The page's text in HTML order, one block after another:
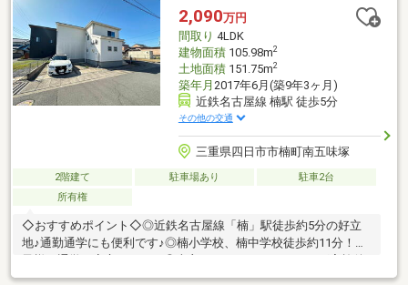
売却」は 地域密着型不動産 ハウスドゥ 稲沢におまかせ下さ
い！☆住宅ローン無料相談会開催中☆
2,090万円
間取り 4LDK
建物面積105.98m2
土地面積151.75m2
築年月 2017年6月(築9年3ヶ月)
近鉄名古屋線 楠駅 徒歩5分
その他の交通
三重県四日市市楠町南五味塚
2階建て 駐車場あり
駐車2台
所有権
◇おすすめポイント◇◎近鉄名古屋線「楠」駅徒歩約5分の好立
地♪通勤通学にも便利です♪◎楠小学校、楠中学校徒歩約11分！お
子様の通学も安心ですね！◎売主にてハウスクリーニング実施後
のお引き渡し！室内きれいな状態でお引っ越しいただけます♪◇